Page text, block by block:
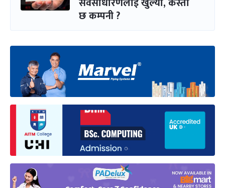
छ कम्पनी ?